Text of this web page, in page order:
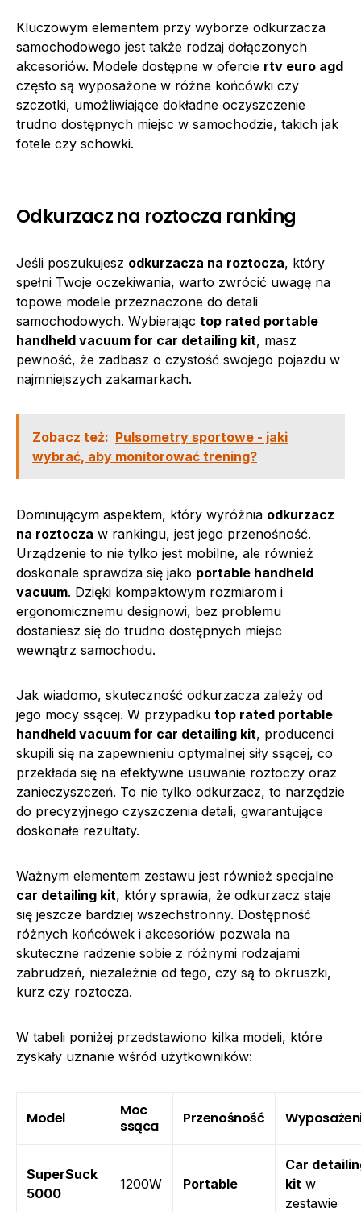
Kluczowym elementem przy wyborze odkurzacza
samochodowego jest także rodzaj dołączonych
akcesoriów. Modele dostępne w ofercie rtv euro agd
często są wyposażone w różne końcówki czy
szczotki, umożliwiające dokładne oczyszczenie
trudno dostępnych miejsc w samochodzie, takich jak
fotele czy schowki.
Odkurzacz na roztocza ranking
Jeśli poszukujesz odkurzacza na roztocza, który
spełni Twoje oczekiwania, warto zwrócić uwagę na
topowe modele przeznaczone do detali
samochodowych. Wybierając top rated portable
handheld vacuum for car detailing kit, masz
pewność, że zadbasz o czystość swojego pojazdu w
najmniejszych zakamarkach.
Zobacz też: Pulsometry sportowe - jaki
wybrać, aby monitorować trening?
Dominującym aspektem, który wyróżnia odkurzacz
na roztocza w rankingu, jest jego przenośność.
Urządzenie to nie tylko jest mobilne, ale również
doskonale sprawdza się jako portable handheld
vacuum. Dzięki kompaktowym rozmiarom i
ergonomicznemu designowi, bez problemu
dostaniesz się do trudno dostępnych miejsc
wewnątrz samochodu.
Jak wiadomo, skuteczność odkurzacza zależy od
jego mocy ssącej. W przypadku top rated portable
handheld vacuum for car detailing kit, producenci
skupili się na zapewnieniu optymalnej siły ssącej, co
przekłada się na efektywne usuwanie roztoczy oraz
zanieczyszczeń. To nie tylko odkurzacz, to narzędzie
do precyzyjnego czyszczenia detali, gwarantujące
doskonałe rezultaty.
Ważnym elementem zestawu jest również specjalne
car detailing kit, który sprawia, że odkurzacz staje
się jeszcze bardziej wszechstronny. Dostępność
różnych końcówek i akcesoriów pozwala na
skuteczne radzenie sobie z różnymi rodzajami
zabrudzeń, niezależnie od tego, czy są to okruszki,
kurz czy roztocza.
W tabeli poniżej przedstawiono kilka modeli, które
zyskały uznanie wśród użytkowników:
Model
Moc
ssąca
Przenośność
SuperSuck
5000
1200W Portable
Car
kit w
zestawie